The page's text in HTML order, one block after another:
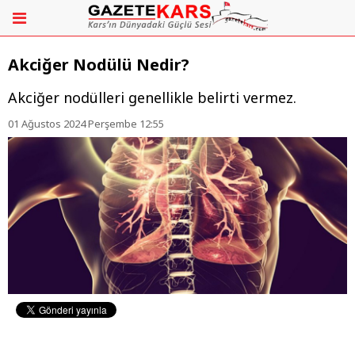
Akciğer Nodülü Nedir?
Akciğer nodülleri genellikle belirti vermez.
01 Ağustos 2024 Perşembe 12:55